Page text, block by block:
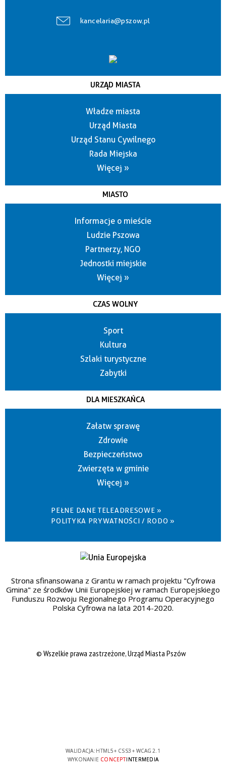
kancelaria@pszow.pl
URZĄD MIASTA
Władze miasta
Urząd Miasta
Urząd Stanu Cywilnego
Rada Miejska
Więcej »
MIASTO
Informacje o mieście
Ludzie Pszowa
Partnerzy, NGO
Jednostki miejskie
Więcej »
CZAS WOLNY
Sport
Kultura
Szlaki turystyczne
Zabytki
DLA MIESZKAŃCA
Załatw sprawę
Zdrowie
Bezpieczeństwo
Zwierzęta w gminie
Więcej »
PEŁNE DANE TELEADRESOWE »
POLITYKA PRYWATNOŚCI / RODO »
Strona sfinansowana z Grantu w ramach projektu "Cyfrowa
Gmina" ze środków Unii Europejskiej w ramach Europejskiego
Funduszu Rozwoju Regionalnego Programu Operacyjnego
Polska Cyfrowa na lata 2014-2020.
© Wszelkie prawa zastrzeżone, Urząd Miasta Pszów
WALIDACJA: HTML5+ CSS3 + WCAG 2.1
WYKONANIE CONCEPTINTERMEDIA